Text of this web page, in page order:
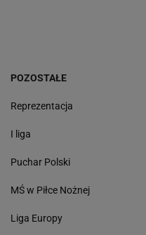
POZOSTAŁE
Reprezentacja
I liga
Puchar Polski
MŚ w Piłce Nożnej
Liga Europy